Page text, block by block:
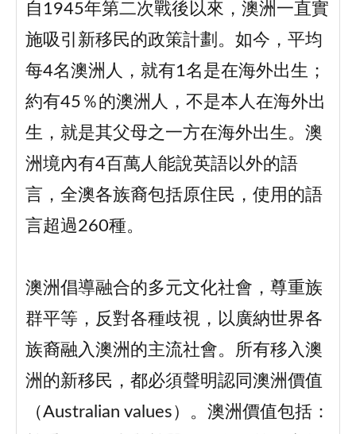
自1945年第二次戰後以來，澳洲一直實
施吸引新移民的政策計劃。如今，平均
每4名澳洲人，就有1名是在海外出生；
約有45％的澳洲人，不是本人在海外出
生，就是其父母之一方在海外出生。澳
洲境內有4百萬人能說英語以外的語
言，全澳各族裔包括原住民，使用的語
言超過260種。
澳洲倡導融合的多元文化社會，尊重族
群平等，反對各種歧視，以廣納世界各
族裔融入澳洲的主流社會。所有移入澳
洲的新移民，都必須聲明認同澳洲價值
（Australian values）。澳洲價值包括：